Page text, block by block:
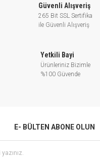
Güvenli Alışveriş
265 Bit SSL Sertifika
ile Güvenli Alışveriş
Yetkili Bayi
Ürünleriniz Bizimle
%100 Güvende
E- BÜLTEN ABONE OLUN